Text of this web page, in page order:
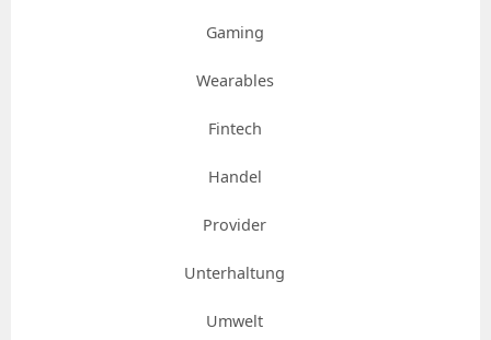
Gaming
Wearables
Fintech
Handel
Provider
Unterhaltung
Umwelt